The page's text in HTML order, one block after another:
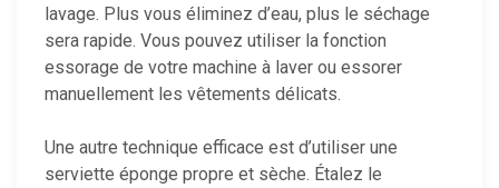
lavage. Plus vous éliminez d’eau, plus le séchage
sera rapide. Vous pouvez utiliser la fonction
essorage de votre machine à laver ou essorer
manuellement les vêtements délicats.
Une autre technique efficace est d’utiliser une
serviette éponge propre et sèche. Étalez le